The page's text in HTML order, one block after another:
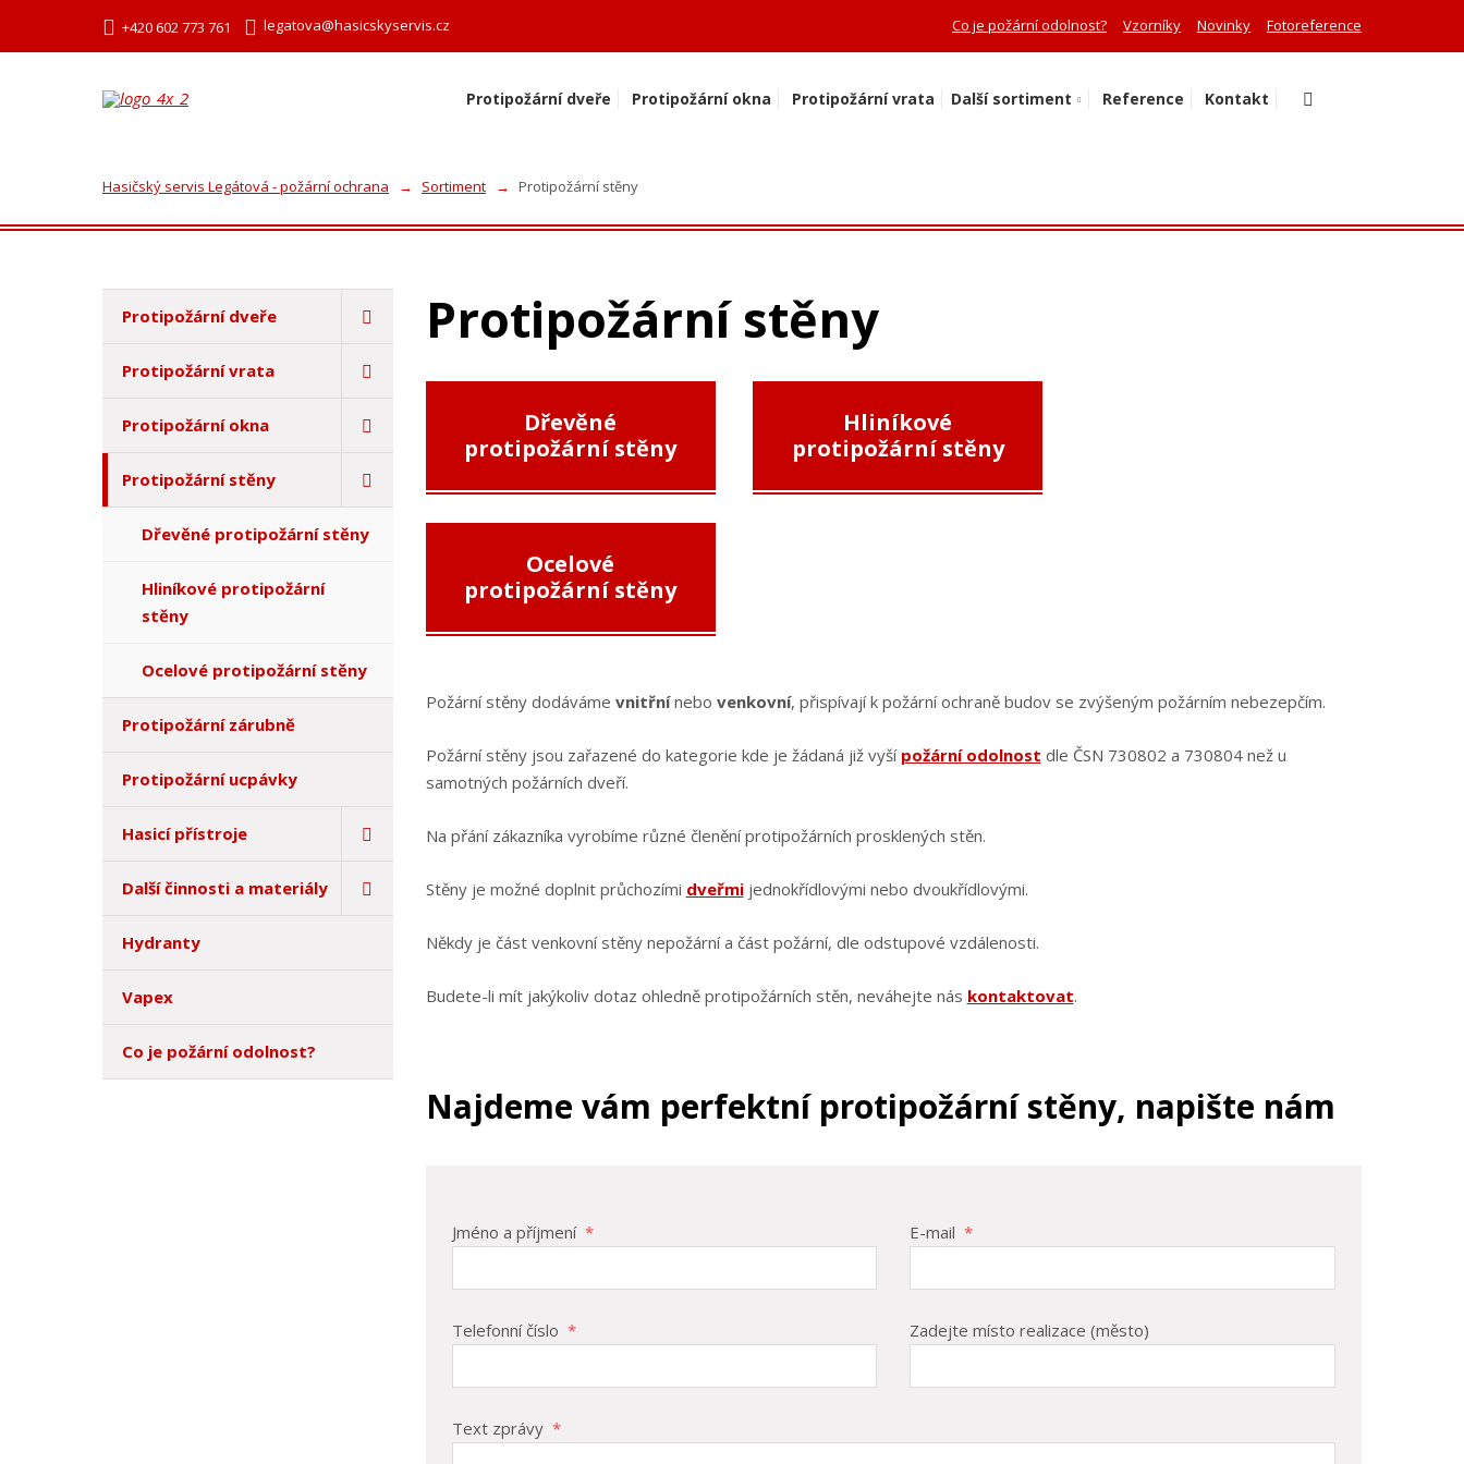
+420 602 773 761 legatova@hasicskyservis.cz Co je požární odolnost? Vzorníky Novinky Fotoreference
Protipožární dveře Protipožární okna Protipožární vrata Další sortiment Reference Kontakt
Hasičský servis Legátová - požární ochrana Sortiment Protipožární stěny
Protipožární dveře
Protipožární vrata
Protipožární okna
Protipožární stěny
Dřevěné protipožární stěny
Hliníkové protipožární
stěny
Ocelové protipožární stěny
Protipožární zárubně
Protipožární ucpávky
Hasicí přístroje
Další činnosti a materiály
Hydranty
Vapex
Co je požární odolnost?
Protipožární stěny
Dřevěné
protipožární stěny
Hliníkové
protipožární stěny
Ocelové
protipožární stěny
Požární stěny dodáváme vnitřnínebo venkovní, přispívají k požární ochraně budov se zvýšeným požárním nebezepčím.
Požární stěny jsou zařazené do kategorie kde je žádaná již vyší požární odolnost dle ČSN 730802 a 730804 než u
samotných požárních dveří.
Na přání zákazníka vyrobíme různé členění protipožárních prosklených stěn.
Stěny je možné doplnit průchozími dveřmijednokřídlovými nebo dvoukřídlovými.
Někdy je část venkovní stěny nepožární a část požární, dle odstupové vzdálenosti.
Budete-li mít jakýkoliv dotaz ohledně protipožárních stěn, neváhejte nás kontaktovat.
Najdeme vám perfektní protipožární stěny, napište nám
Jméno a příjmení *
Telefonní číslo *
E-mail *
Zadejte místo realizace (město)
Text zprávy *